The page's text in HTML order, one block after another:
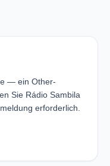
— ein Other-
Sie Rádio Sambila
erforderlich.